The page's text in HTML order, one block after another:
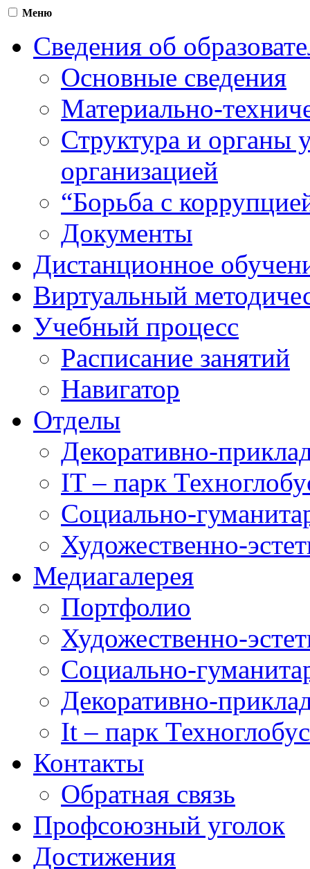
Меню
Сведения об
Основные сведения
Материально-
Структура и органы
организацией
“Борьба с
Документы
Дистанционное
Виртуальный
Учебный процесс
Расписание занятий
Навигатор
Отделы
Декоративно-
IT – парк
Социально-
Художественно-
Медиагалерея
Портфолио
Художественно-
Социально-
Декоративно-
It – парк Техноглобус
Контакты
Обратная связь
Профсоюзный уголок
Достижения